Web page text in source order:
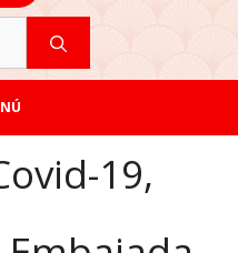
19,